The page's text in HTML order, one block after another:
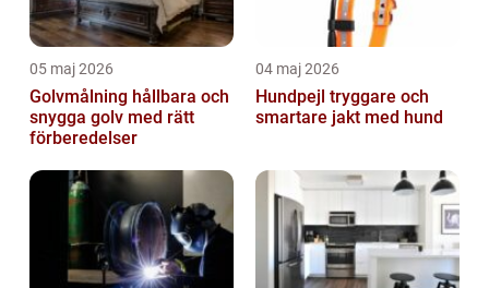
05 maj 2026
Golvmålning hållbara och
snygga golv med rätt
förberedelser
04 maj 2026
Hundpejl tryggare och
smartare jakt med hund